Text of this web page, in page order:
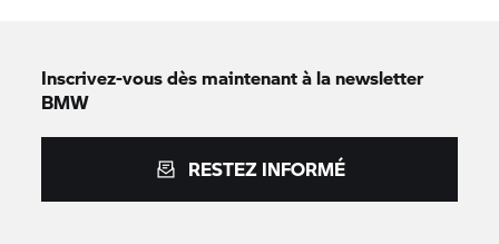
Inscrivez-vous dès maintenant à la newsletter
BMW
RESTEZ INFORMÉ